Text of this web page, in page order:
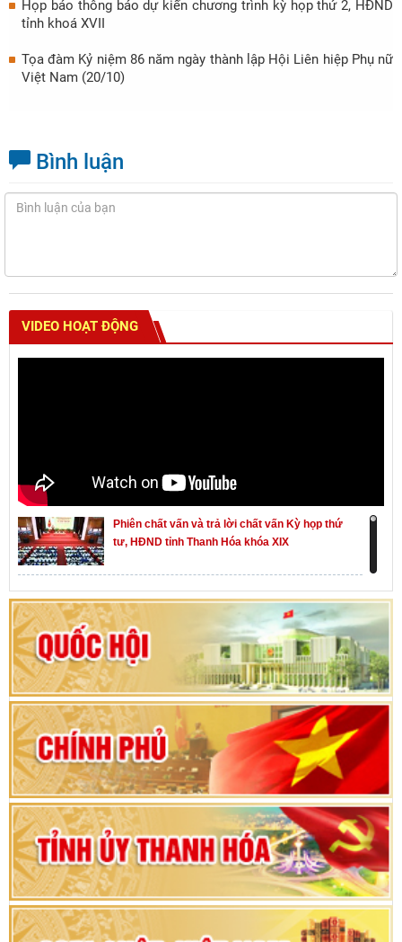
Họp báo thông báo dự kiến chương trình kỳ họp thứ 2, HĐND
tỉnh khoá XVII
Tọa đàm Kỷ niệm 86 năm ngày thành lập Hội Liên hiệp Phụ nữ
Việt Nam (20/10)
Bình luận
VIDEO HOẠT ĐỘNG
Phiên chất vấn và trả lời chất vấn Kỳ họp thứ
tư, HĐND tỉnh Thanh Hóa khóa XIX
Khai mạc kỳ họp thứ Nhất, Quốc hội khóa XVI
Hướng dẫn quy trình bỏ phiếu bầu cử ĐBQH
khoá XVI và đại biểu HĐND các cấp nhiệm kỳ
2026-2031
80 năm Quốc hội Việt Nam: vì lợi ích Nhân dân,
vì sự phát triển của đất nước
Bộ Chính trị duyệt nội dung Đại hội đại biểu
Đảng bộ tỉnh Thanh Hóa lần thứ XX, nhiệm kỳ
2025 - 2030
Đại hội đại biểu Đảng bộ xã Yên Thọ lần thứ I,
nhiệm kỳ 2025 – 2030
Đại hội Đảng bộ xã Yên Ninh lần thứ nhất,